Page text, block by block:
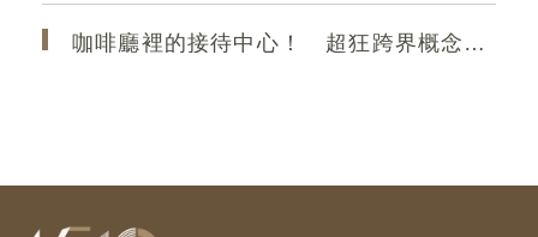
咖啡廳裡的接待中心！ 超狂跨界概念店「大熊建設＆跨蒔咖啡」 共享空間「買房先來杯咖啡」